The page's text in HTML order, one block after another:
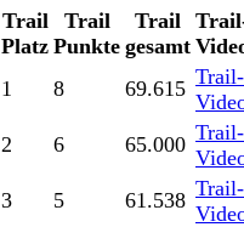
Trail
Platz
Trail
Punkte
Trail
gesamt
1 8 69.615 Trail-
2 6 65.000 Trail-
3 5 61.538 Trail-